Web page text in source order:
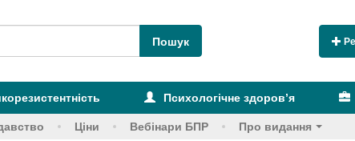
Психологічне здоров’я
Ціни Вебінари БПР Про видання